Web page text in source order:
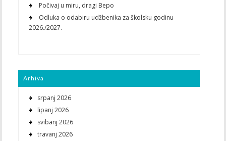
Počivaj u miru, dragi Bepo
Odluka o odabiru udžbenika za školsku godinu
2026./2027.
Arhiva
srpanj 2026
lipanj 2026
svibanj 2026
travanj 2026